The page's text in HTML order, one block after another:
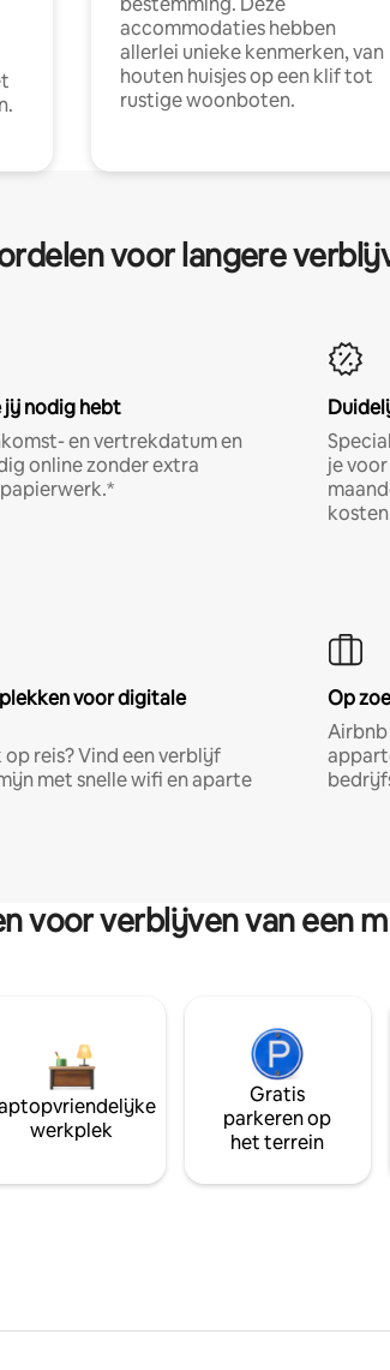
accommodaties hebben
allerlei unieke kenmerken, van
houten huisjes op een klif tot
rustige woonboten.
voor langere
nodig hebt
en vertrekdatum en
online zonder extra
je
voor digitale
op reis? Vind een verblijf
met snelle wifi en aparte
Op
voor verblijven van een
werkplek
Gratis
parkeren op
het terrein